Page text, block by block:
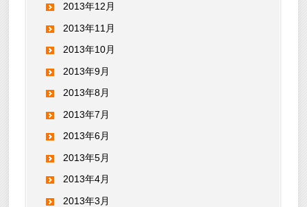
2013年12月
2013年11月
2013年10月
2013年9月
2013年8月
2013年7月
2013年6月
2013年5月
2013年4月
2013年3月